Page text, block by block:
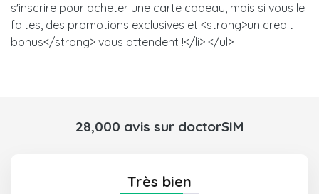
s'inscrire pour acheter une carte cadeau, mais si vous le
faites, des promotions exclusives et <strong>un credit
bonus</strong> vous attendent !</li> </ul>
28,000 avis sur doctorSIM
Très bien